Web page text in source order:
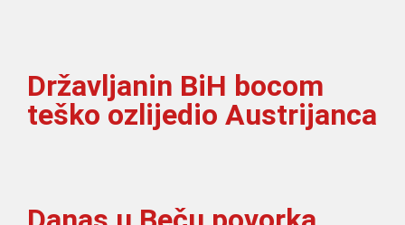
Državljanin BiH bocom
teško ozlijedio Austrijanca